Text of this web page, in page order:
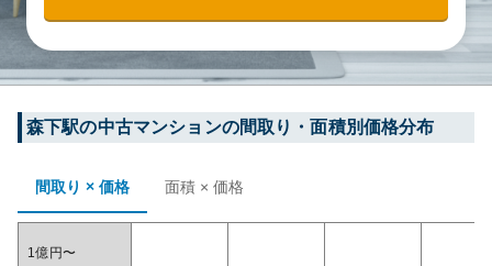
森下駅の中古マンションの間取り・面積別価格分布
間取り × 価格 面積 × 価格
1億円〜